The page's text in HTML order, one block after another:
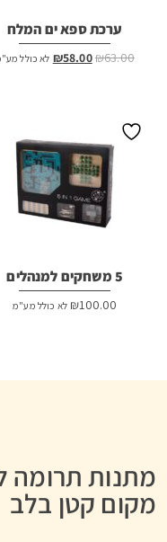
ערכת ספא ים המלח
₪63.00
המחיר₪58.00 המחיר
לא כולל
5 משחקים למנהלים
₪100.00 לא כולל מע"מ
מתנות תרומה
מקום קטן בלב